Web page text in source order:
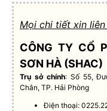
Mọi chi tiết xin liên
CÔNG TY CỔ
SƠN HÀ (SHAC)
Trụ sở chính: Số 55,
Chân, TP. Hải Phòng
Điện thoại: